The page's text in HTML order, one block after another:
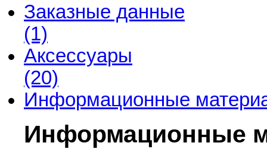
Заказные данные
(1)
Аксессуары
(20)
Информационные
Информационные